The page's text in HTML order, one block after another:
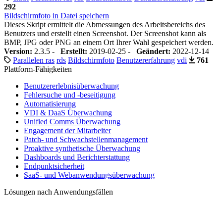
292
Bildschirmfoto in Datei speichern
Dieses Skript ermittelt die Abmessungen des Arbeitsbereichs des
Benutzers und erstellt einen Screenshot. Der Screenshot kann als
BMP, JPG oder PNG an einem Ort Ihrer Wahl gespeichert werden.
Version: 2.3.5 - Erstellt: 2019-02-25 - Geändert: 2022-12-14
Parallelen ras rds Bildschirmfoto Benutzererfahrung vdi
761
Plattform-Fähigkeiten
Benutzererlebnisüberwachung
Fehlersuche und -beseitigung
Automatisierung
VDI & DaaS Überwachung
Unified Comms Überwachung
Engagement der Mitarbeiter
Patch- und Schwachstellenmanagement
Proaktive synthetische Überwachung
Dashboards und Berichterstattung
Endpunktsicherheit
SaaS- und Webanwendungsüberwachung
Lösungen nach Anwendungsfällen